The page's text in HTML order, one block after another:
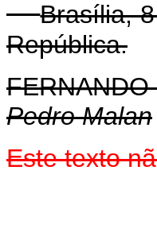
Brasília,
República.
Pedro Malan
Este texto